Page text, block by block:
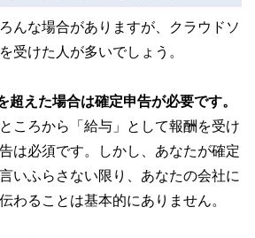
んな場合がありますが、クラウドソ
受けた人が多いでしょう。
超えた場合は確定申告が必要です。
ころから「給与」として報酬を受け
は必須です。しかし、あなたが確定
いふらさない限り、あなたの会社に
わることは基本的にありません。